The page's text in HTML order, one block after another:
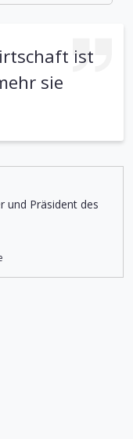
ist
sie
und Präsident des